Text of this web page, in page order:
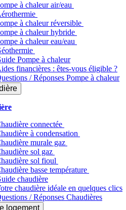
à chaleur air/eau
à chaleur réversible
à chaleur hybride
à chaleur​ eau/eau
Pompe à chaleur
financières : êtes-vous éligible ?
/ Réponses Pompe à chaleur
connectée
à condensation
murale gaz
sol gaz
sol fioul
basse température
chaudière
chaudière idéale en quelques clics
/ Réponses Chaudières
le logement